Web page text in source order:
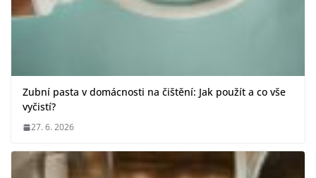
Zubní pasta v domácnosti na čištění: Jak použít a co vše
vyčistí?
27. 6. 2026